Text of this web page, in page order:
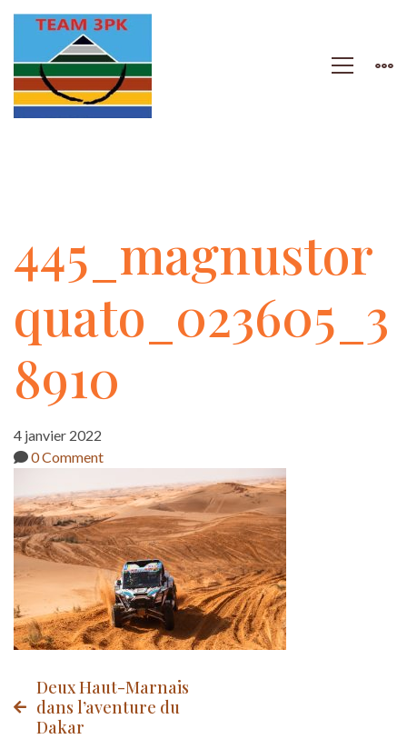
445_magnustor
quato_023605_3
8910
4 janvier 2022
0 Comment
Post
Deux Haut-Marnais
dans l’aventure du
Dakar